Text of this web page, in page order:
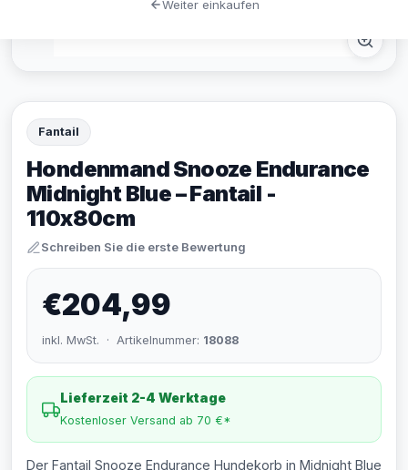
Fantail
Hondenmand Snooze Endurance
Midnight Blue – Fantail -
110x80cm
Schreiben Sie die erste Bewertung
€204,99
inkl. MwSt. · Artikelnummer: 18088
Lieferzeit 2-4 Werktage
Kostenloser Versand ab 70 €*
Der Fantail Snooze Endurance Hundekorb in Midnight Blue
Weiter einkaufen